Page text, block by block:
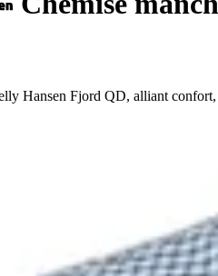
Hansen Fjord QD, alliant